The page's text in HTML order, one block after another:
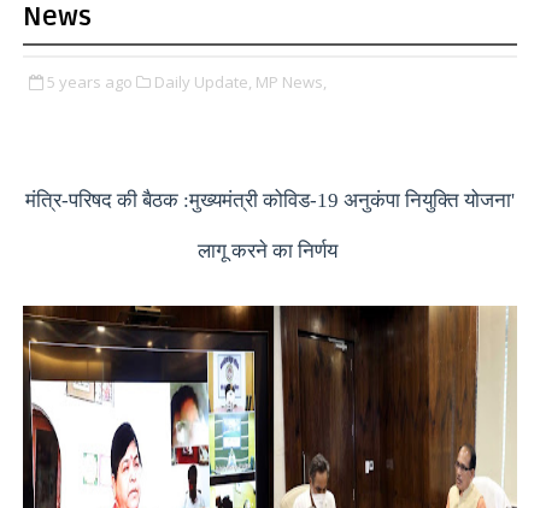
News
5 years ago Daily Update, MP News,
मंत्रि-परिषद की बैठक :मुख्यमंत्री कोविड-19 अनुकंपा नियुक्ति योजना'
लागू करने का निर्णय